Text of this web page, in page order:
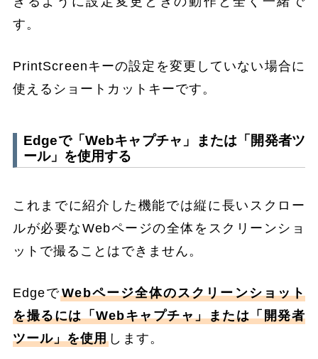
す。
PrintScreenキーの設定を変更していない場合に
使えるショートカットキーです。
Edgeで「Webキャプチャ」または「開発者ツ
ール」を使用する
これまでに紹介した機能では縦に長いスクロー
ルが必要なWebページの全体をスクリーンショ
ットで撮ることはできません。
EdgeでWebページ全体のスクリーンショット
を撮るには「Webキャプチャ」または「開発者
ツール」を使用 します。